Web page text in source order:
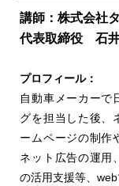
講師：株式会社
代表取締役 石
プロフィール：
自動車メーカーで
グを担当した後、
ームページの制作
ネット広告の運用
の活用支援等、